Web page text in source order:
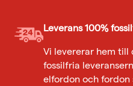
Leverans 100%
Vi levererar hem till
fossilfria
elfordon och